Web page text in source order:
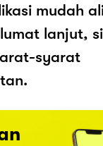
mudah
lanjut,
syarat